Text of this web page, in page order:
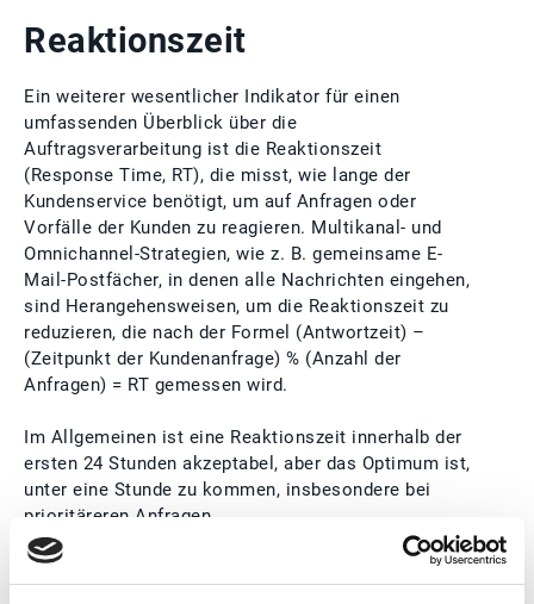
Reaktionszeit
Ein weiterer wesentlicher Indikator für einen
umfassenden Überblick über die
Auftragsverarbeitung ist die Reaktionszeit
(Response Time, RT), die misst, wie lange der
Kundenservice benötigt, um auf Anfragen oder
Vorfälle der Kunden zu reagieren. Multikanal- und
Omnichannel-Strategien, wie z. B. gemeinsame E-
Mail-Postfächer, in denen alle Nachrichten eingehen,
sind Herangehensweisen, um die Reaktionszeit zu
reduzieren, die nach der Formel (Antwortzeit) –
(Zeitpunkt der Kundenanfrage) % (Anzahl der
Anfragen) = RT gemessen wird.
Im Allgemeinen ist eine Reaktionszeit innerhalb der
ersten 24 Stunden akzeptabel, aber das Optimum ist,
unter eine Stunde zu kommen, insbesondere bei
prioritäreren Anfragen.
Damm nutzt bereits die Vorteile der fortschrittlichen